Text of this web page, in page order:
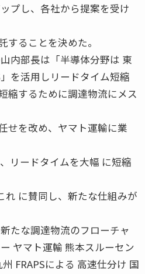
プし、各社から提案を受け
ることを決めた。
内部長は「半導体分野は 東
を活用しリードタイム短縮
縮するために調達物流にメス
せを改め、ヤマト運輸に業
リードタイムを大幅 に短縮
れ に賛同し、新たな仕組みが
調達物流のフローチャ
ヤマト運輸 熊本スルーセン
FRAPSによる 高速仕分け 国